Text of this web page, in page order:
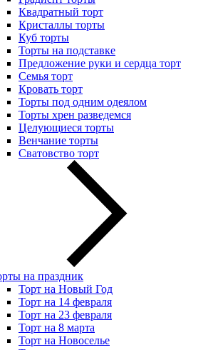
Квадратный торт
Кристаллы торты
Куб торты
Торты на подставке
Предложение руки и сердца торт
Семья торт
Кровать торт
Торты под одним одеялом
Торты хрен разведемся
Целующиеся торты
Венчание торты
Сватовство торт
на праздник
Торт на Новый Год
Торт на 14 февраля
Торт на 23 февраля
Торт на 8 марта
Торт на Новоселье